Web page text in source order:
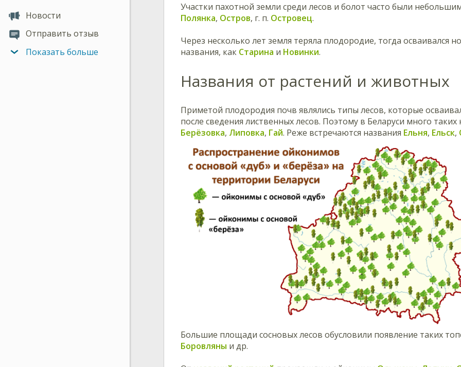
Новости
Отправить отзыв
Показать больше
Участки пахотной земли среди лесов и болот часто были
Полянка, Остров, г. п. Островец.
Через несколько лет земля теряла плодородие, тогда осваивался
названия, как Старина и Новинки.
Названия от растений и животных
Приметой плодородия почв являлись типы лесов, которые
после сведения лиственных лесов. Поэтому в Беларуси много таких
Берёзовка, Липовка, Гай. Реже встречаются названия Ельня, Ельск,
Большие площади сосновых лесов обусловили появление таких
Боровляны и др.